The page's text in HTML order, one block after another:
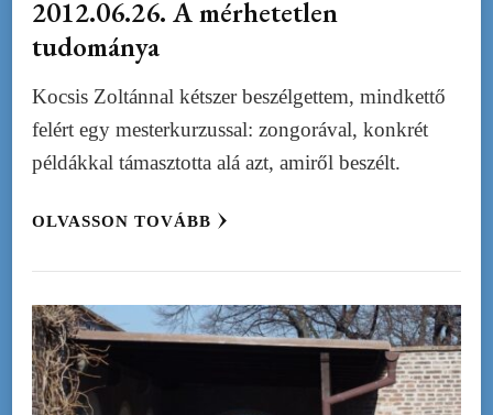
2012.06.26. A mérhetetlen
tudománya
Kocsis Zoltánnal kétszer beszélgettem, mindkettő
felért egy mesterkurzussal: zongorával, konkrét
példákkal támasztotta alá azt, amiről beszélt.
OLVASSON TOVÁBB